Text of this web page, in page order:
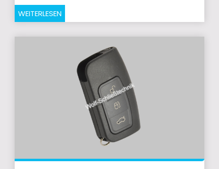
WEITERLESEN